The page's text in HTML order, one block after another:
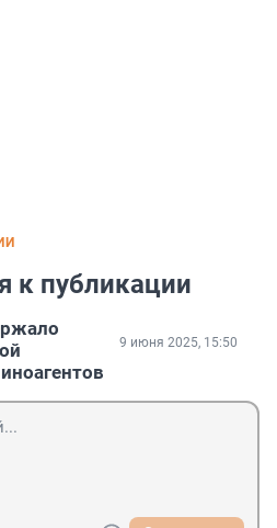
к публикации
9 июня 2025, 15:50